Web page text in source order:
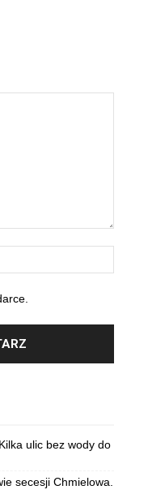
ulic bez wody do
secesji Chmielowa.